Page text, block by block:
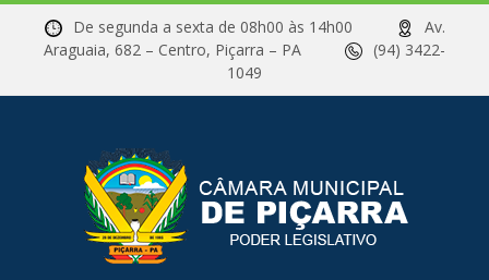
De segunda a sexta de 08h00 às 14h00
Av.
Araguaia, 682 – Centro, Piçarra – PA
(94) 3422-
1049